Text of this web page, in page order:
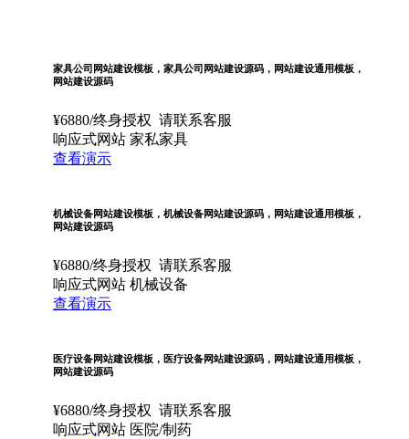
家具公司网站建设模板，家具公司网站建设源码，网站建设通用模板，
网站建设源码
¥6880/终身授权 请联系客服
响应式网站 家私家具
查看演示
机械设备网站建设模板，机械设备网站建设源码，网站建设通用模板，
网站建设源码
¥6880/终身授权 请联系客服
响应式网站 机械设备
查看演示
医疗设备网站建设模板，医疗设备网站建设源码，网站建设通用模板，
网站建设源码
¥6880/终身授权 请联系客服
响应式网站 医院/制药